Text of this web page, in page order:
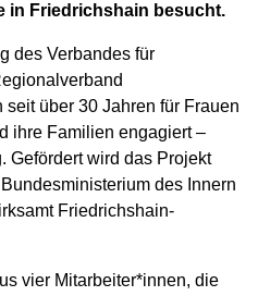
in Friedrichshain besucht.
des Verbandes für
über 30 Jahren für Frauen
ihre Familien engagiert –
Gefördert wird das Projekt
des Innern
Friedrichshain-
vier Mitarbeiter*innen, die